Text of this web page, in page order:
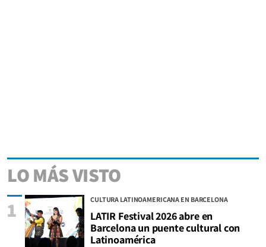
LO MÁS VISTO
CULTURA LATINOAMERICANA EN BARCELONA
LATIR Festival 2026 abre en
Barcelona un puente cultural con
Latinoamérica
1